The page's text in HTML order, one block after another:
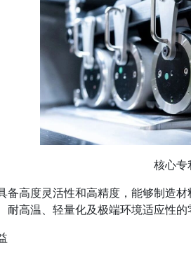
核心专
备高度灵活性和高精度，能够制造
耐高温、轻量化及极端环境适应性